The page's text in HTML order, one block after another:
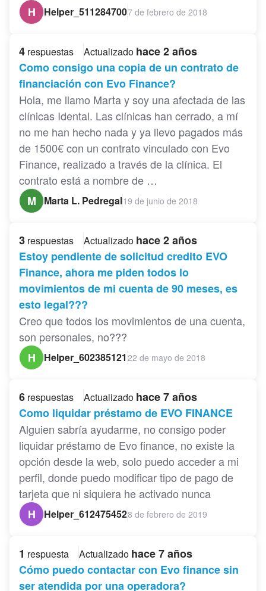
H
Helper_5112847007 de febrero de 2018
4 respuestas Actualizado hace 2 años
Como consigo una copia de un contrato de
financiación con Evo Finance?
Hola, me llamo Marta y soy una afectada de las
clínicas Idental. Las clínicas han cerrado, a mí
no me han hecho nada y ya llevo pagados más
de 1500€ con un contrato vinculado con Evo
Finance, realizado a través de la clínica. El
contrato está a nombre de …
M
Marta L. Pedregal19 de junio de 2018
3 respuestas Actualizado hace 2 años
Estoy pendiente de solicitud credito EVO
Finance, ahora me piden todos lo
movimientos de mi cuenta de 90 meses, es
esto legal???
Creo que todos los movimientos de una cuenta,
son personales, no???
H
Helper_602385121 22 de mayo de 2018
6 respuestas Actualizado hace 7 años
Como liquidar préstamo de EVO FINANCE
Alguien sabría ayudarme, no consigo poder
liquidar préstamo de Evo finance, no existe la
opción desde la web, solo puedo acceder a mi
perfil, donde puedo modificar tipo de pago de
tarjeta que ni siquiera he activado nunca
H
Helper_6124754528 de febrero de 2019
1 respuesta Actualizado hace 7 años
Cómo puedo contactar con Evo finance sin
ser atendida por una operadora?